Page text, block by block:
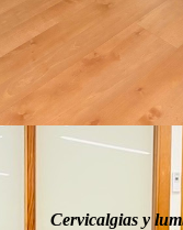
Cervicalgias y